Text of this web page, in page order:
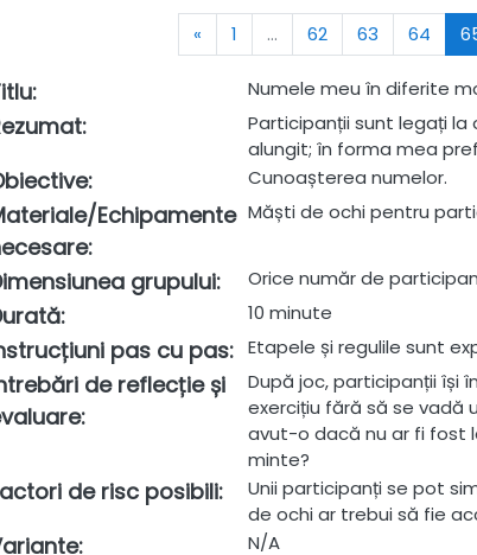
«Previous
1 … 62 63 64
: Numele meu în diferite
:
Participanții sunt legați
alungit; în forma mea
: Cunoașterea numelor.
Echipamente
:
Măști de ochi pentru
grupului: Orice număr de
: 10 minute
pas cu pas: Etapele și regulile sunt
de reflecție și
:
După joc, participanții își
exercițiu fără să se vadă
avut-o dacă nu ar fi fost
minte?
de risc posibili:
Unii participanți se pot
de ochi ar trebui să fie
: N/A